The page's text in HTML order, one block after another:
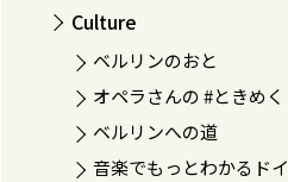
Culture
ベルリンのおと
オペラさんの #ときめ
ベルリンへの道
音楽でもっとわかるド